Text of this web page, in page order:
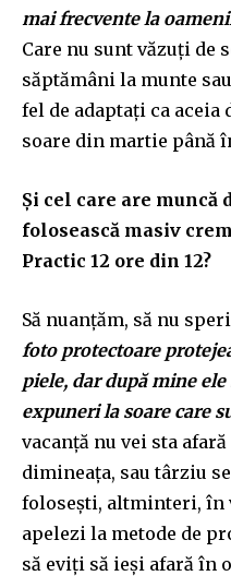
mai frecvente la
Care nu sunt văzuți de
săptămâni la munte
fel de adaptați ca
soare din martie până
Și cel care are muncă
folosească masiv
Practic 12 ore din 12?
Să nuanțăm, să nu
foto protectoare
piele, dar după mine
expuneri la soare care
vacanță nu vei sta
dimineața, sau târziu
folosești, altminteri, în
apelezi la metode de
să eviți să ieși afară în